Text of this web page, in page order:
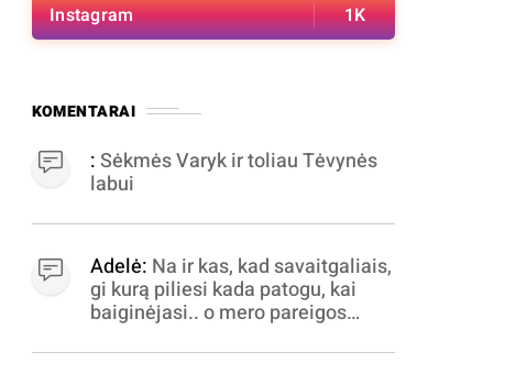
Instagram 1K
KOMENTARAI
:Sėkmės Varyk ir toliau Tėvynės
labui
Adelė: Na ir kas, kad savaitgaliais,
gi kurą piliesi kada patogu, kai
baiginėjasi.. o mero pareigos
apibrėžiamos.. nežinau,